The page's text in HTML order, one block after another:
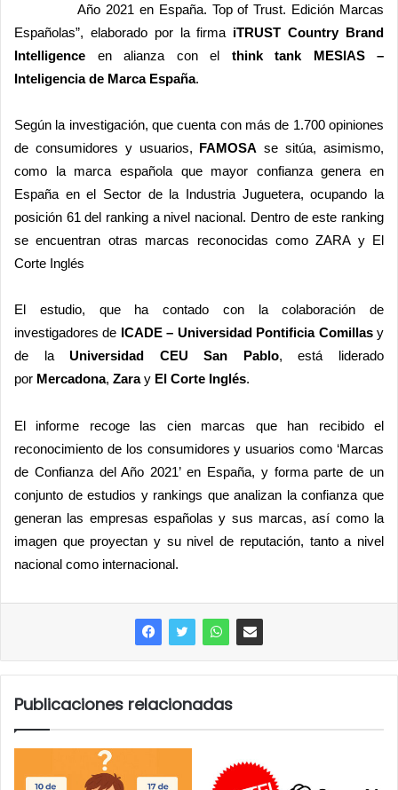
Año 2021 en España. Top of Trust. Edición Marcas
Españolas”, elaborado por la firma iTRUST Country Brand
Intelligence en alianza con el think tank MESIAS –
Inteligencia de Marca España.
Según la investigación, que cuenta con más de 1.700 opiniones
de consumidores y usuarios, FAMOSA se sitúa, asimismo,
como la marca española que mayor confianza genera en
España en el Sector de la Industria Juguetera, ocupando la
posición 61 del ranking a nivel nacional. Dentro de este ranking
se encuentran otras marcas reconocidas como ZARA y El
Corte Inglés
El estudio, que ha contado con la colaboración de
investigadores de ICADE – Universidad Pontificia Comillasy
de laUniversidad CEU San Pablo, está liderado
por Mercadona, Zaray El Corte Inglés.
El informe recoge las cien marcas que han recibido el
reconocimiento de los consumidores y usuarios como ‘Marcas
de Confianza del Año 2021’ en España, y forma parte de un
conjunto de estudios y rankings que analizan la confianza que
generan las empresas españolas y sus marcas, así como la
imagen que proyectan y su nivel de reputación, tanto a nivel
nacional como internacional.
Publicaciones relacionadas